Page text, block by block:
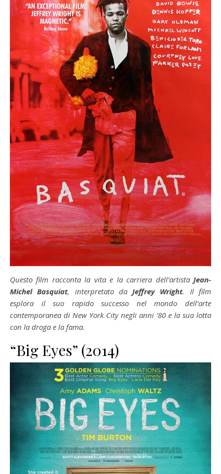
Questo film racconta la vita e la carriera dell’artista Jean-
Michel Basquiat, interpretato daJeffrey Wright. Il film
esplora il suo rapido successo nel mondo dell’arte
contemporanea di New York City negli anni ’80 e la sua lotta
con la droga e la fama.
“Big Eyes” (2014)